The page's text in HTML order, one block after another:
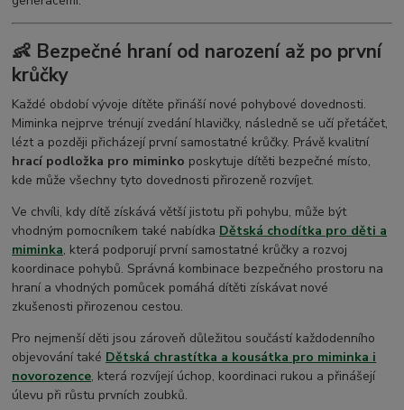
👶 Bezpečné hraní od narození až po první
krůčky
Každé období vývoje dítěte přináší nové pohybové dovednosti.
Miminka nejprve trénují zvedání hlavičky, následně se učí přetáčet,
lézt a později přicházejí první samostatné krůčky. Právě kvalitní
hrací podložka pro miminko poskytuje dítěti bezpečné místo,
kde může všechny tyto dovednosti přirozeně rozvíjet.
Ve chvíli, kdy dítě získává větší jistotu při pohybu, může být
vhodným pomocníkem také nabídka Dětská chodítka pro děti a
miminka, která podporují první samostatné krůčky a rozvoj
koordinace pohybů. Správná kombinace bezpečného prostoru na
hraní a vhodných pomůcek pomáhá dítěti získávat nové
zkušenosti přirozenou cestou.
Pro nejmenší děti jsou zároveň důležitou součástí každodenního
objevování také Dětská chrastítka a kousátka pro miminka i
novorozence, která rozvíjejí úchop, koordinaci rukou a přinášejí
úlevu při růstu prvních zoubků.